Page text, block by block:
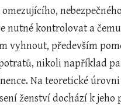
nutné kontrolovat a
vyhnout, především
nikoli například
Na teoretické
ženství dochází k jeho